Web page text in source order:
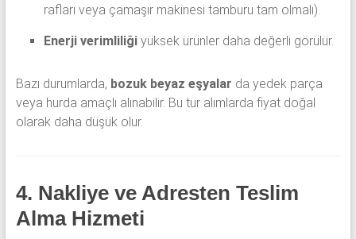
rafları veya çamaşır makinesi tamburu tam olmalı).
Enerji verimliliğiyüksek ürünler daha değerli görülür.
Bazı durumlarda, bozuk beyaz eşyalar da yedek parça
veya hurda amaçlı alınabilir. Bu tür alımlarda fiyat doğal
olarak daha düşük olur.
4. Nakliye ve Adresten Teslim
Alma Hizmeti